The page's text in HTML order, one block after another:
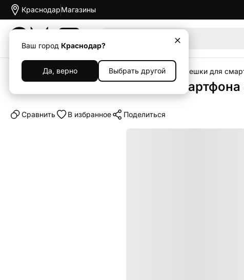
Краснодар
Ваш город Краснодар?
Да, верно Выбрать другой
Магазины
Каталог Аксессуары Ремешки Ремешки для
Ремешок на запястье для
Cравнить В избранное Поделиться